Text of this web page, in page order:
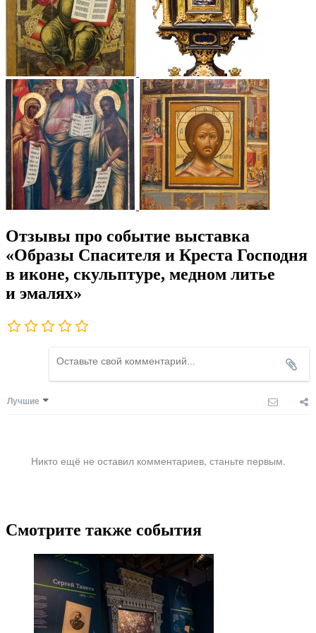
Отзывы про событие выставка
«Образы Спасителя и Креста Господня
в иконе, скульптуре, медном литье
и эмалях»
Лучшие
Никто ещё не оставил комментариев, станьте первым.
Смотрите также события